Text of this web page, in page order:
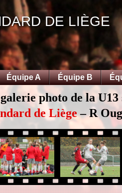
DE LIÈGE
Équipe A Équipe B
photo de la U13
de Liège– R